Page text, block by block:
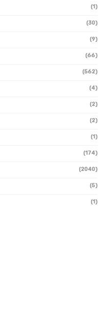
(1)
(30)
(9)
(66)
(562)
(4)
(2)
(2)
(1)
(174)
(2040)
(5)
(1)